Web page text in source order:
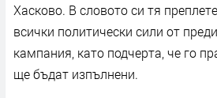
Хасково. В словото си тя
всички политически сили от
кампания, като подчерта, че го
ще бъдат изпълнени.